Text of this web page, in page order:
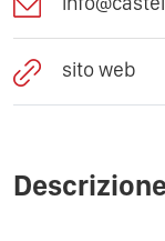
sito web